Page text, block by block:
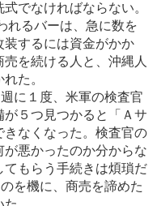
でなければならない。
るバーは、急に数を
するには資金がかか
を続ける人と、沖縄人
た。
に１度、米軍の検査官
５つ見つかると「Ａサ
なくなった。検査官の
悪かったのか分からな
もらう手続きは煩瑣だ
を機に、商売を諦めた